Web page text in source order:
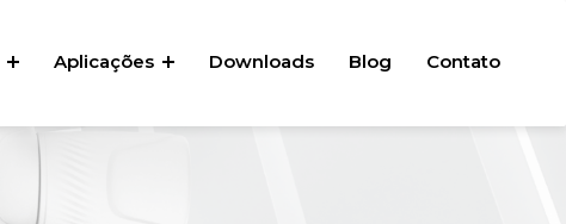
Aplicações Downloads Blog Contato